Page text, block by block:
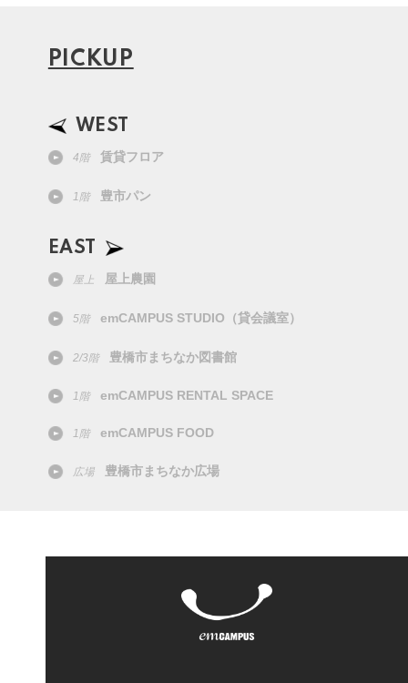
PICKUP
WEST
4階 賃貸フロア
1階 豊市パン
EAST
屋上 屋上農園
5階 emCAMPUS STUDIO（貸会議室）
2/3階 豊橋市まちなか図書館
1階 emCAMPUS RENTAL SPACE
1階 emCAMPUS FOOD
広場 豊橋市まちなか広場